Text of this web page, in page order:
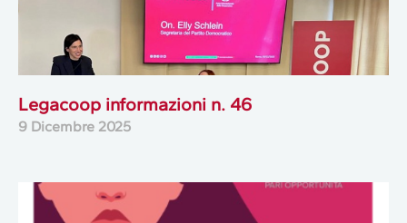
Legacoop informazioni n. 46
9 Dicembre 2025